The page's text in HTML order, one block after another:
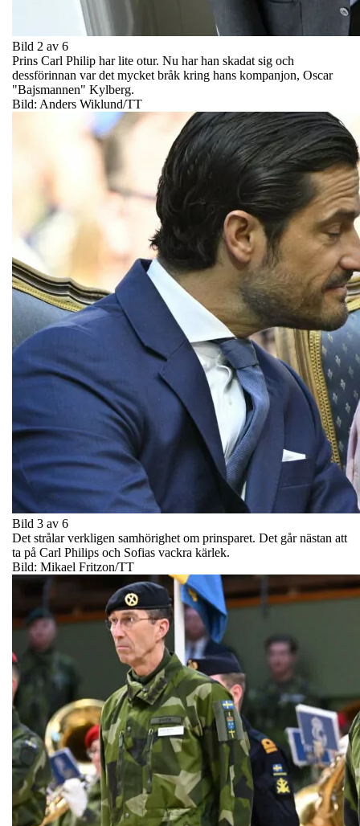
Bild 2 av 6
Prins Carl Philip har lite otur. Nu har han skadat sig och
dessförinnan var det mycket bråk kring hans kompanjon, Oscar
"Bajsmannen" Kylberg.
Bild: Anders Wiklund/TT
Bild 3 av 6
Det strålar verkligen samhörighet om prinsparet. Det går nästan att
ta på Carl Philips och Sofias vackra kärlek.
Bild: Mikael Fritzon/TT